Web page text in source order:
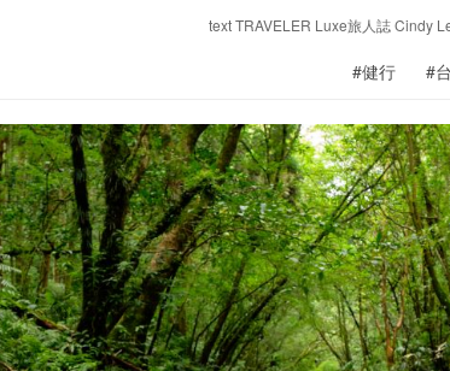
text TRAVELER Luxe旅人誌 Cindy
#健行 #